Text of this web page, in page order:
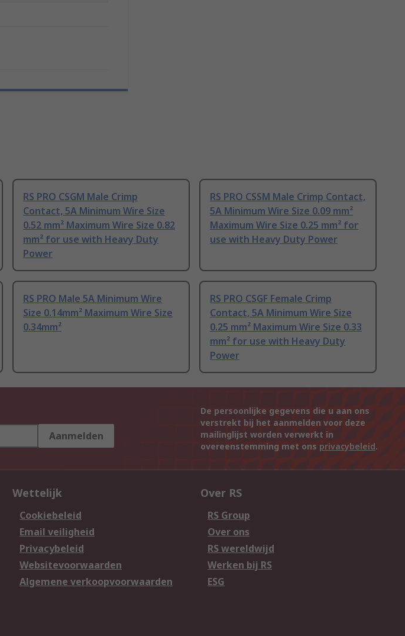
RS PRO CSGM Male Crimp
Contact, 5A Minimum Wire Size
0.52 mm² Maximum Wire Size 0.82
mm² for use with Heavy Duty
Power
RS PRO CSSM Male Crimp Contact,
5A Minimum Wire Size 0.09 mm²
Maximum Wire Size 0.25 mm² for
use with Heavy Duty Power
RS PRO Male 5A Minimum Wire
Size 0.14mm² Maximum Wire Size
0.34mm²
RS PRO CSGF Female Crimp
Contact, 5A Minimum Wire Size
0.25 mm² Maximum Wire Size 0.33
mm² for use with Heavy Duty
Power
Aanmelden
De persoonlijke gegevens die u aan ons
verstrekt bij het aanmelden voor deze
mailinglijst worden verwerkt in
overeenstemming met ons privacybeleid.
Wettelijk
Cookiebeleid
Email veiligheid
Privacybeleid
Websitevoorwaarden
Algemene verkoopvoorwaarden
Over RS
RS Group
Over ons
RS wereldwijd
Werken bij RS
ESG